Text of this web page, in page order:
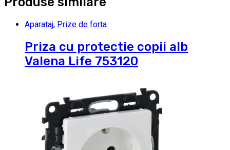
Aparataj, Prize de forta
Priza cu protectie copii alb
Valena Life 753120